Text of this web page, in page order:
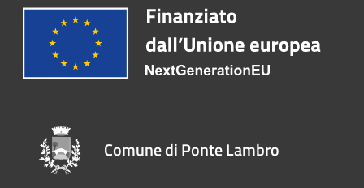
Comune di Ponte Lambro